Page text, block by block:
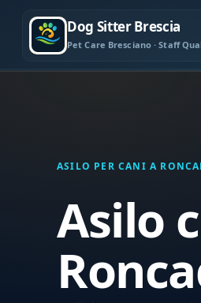
Dog Sitter Brescia
Pet Care Bresciano · Staff
ASILO PER CANI A
Asilo